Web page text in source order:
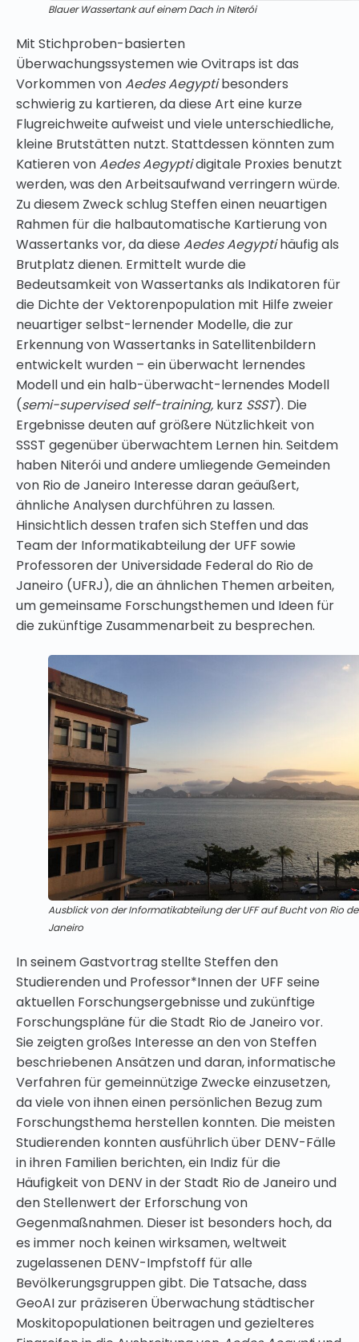
Blauer Wassertank auf einem Dach in Niterói
Mit Stichproben-basierten
Überwachungssystemen wie Ovitraps ist das
Vorkommen vonAedes Aegyptibesonders
schwierig zu kartieren, da diese Art eine kurze
Flugreichweite aufweist und viele unterschiedliche,
kleine Brutstätten nutzt. Stattdessen könnten zum
Katieren vonAedes Aegyptidigitale Proxies benutzt
werden, was den Arbeitsaufwand verringern würde.
Zu diesem Zweck schlug Steffen einen neuartigen
Rahmen für die halbautomatische Kartierung von
Wassertanks vor, da dieseAedes Aegyptihäufig als
Brutplatz dienen. Ermittelt wurde die
Bedeutsamkeit von Wassertanks als Indikatoren für
die Dichte der Vektorenpopulation mit Hilfe zweier
neuartigerselbst-lernender Modelle, die zur
Erkennung von Wassertanks in Satellitenbildern
entwickelt wurden – ein überwacht lernendes
Modell und ein halb-überwacht-lernendes Modell
(semi-supervised self-training, kurz SSST). Die
Ergebnisse deuten auf größere Nützlichkeit von
SSST gegenüber überwachtem Lernen hin. Seitdem
haben Niterói und andere umliegende Gemeinden
von Rio de Janeiro Interesse daran geäußert,
ähnliche Analysen durchführen zu lassen.
Hinsichtlich dessen trafen sich Steffen und das
Team der Informatikabteilung der UFF sowie
Professoren der Universidade Federal do Rio de
Janeiro (UFRJ), die an ähnlichen Themen arbeiten,
um gemeinsame Forschungsthemen und Ideen für
die zukünftige Zusammenarbeit zu besprechen.
Ausblick von der Informatikabteilung der UFF auf Bucht von Rio de
Janeiro
In seinem Gastvortrag stellte Steffen den
Studierenden und Professor*Innen der UFF seine
aktuellen Forschungsergebnisse und zukünftige
Forschungspläne für die Stadt Rio de Janeiro vor.
Sie zeigten großes Interesse an den von Steffen
beschriebenen Ansätzen und daran, informatische
Verfahren für gemeinnützige Zwecke einzusetzen,
da viele von ihnen einen persönlichen Bezug zum
Forschungsthema herstellen konnten. Die meisten
Studierenden konnten ausführlich über DENV-Fälle
in ihren Familien berichten, ein Indiz für die
Häufigkeit von DENV in der Stadt Rio de Janeiro und
den Stellenwert der Erforschung von
Gegenmaßnahmen. Dieser ist besonders hoch, da
es immer noch keinen wirksamen, weltweit
zugelassenen DENV-Impfstoff für alle
Bevölkerungsgruppen gibt. Die Tatsache, dass
GeoAI zur präziseren Überwachung städtischer
Moskitopopulationen beitragen und gezielteres